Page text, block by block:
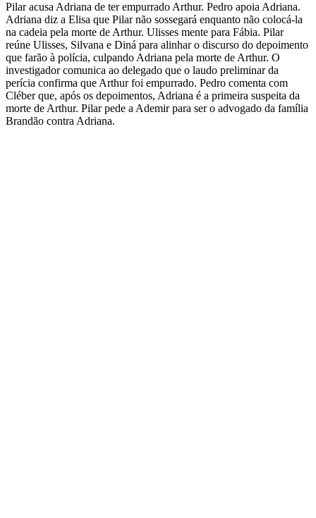
Pilar acusa Adriana de ter empurrado Arthur. Pedro apoia Adriana.
Adriana diz a Elisa que Pilar não sossegará enquanto não colocá-la
na cadeia pela morte de Arthur. Ulisses mente para Fábia. Pilar
reúne Ulisses, Silvana e Diná para alinhar o discurso do depoimento
que farão à polícia, culpando Adriana pela morte de Arthur. O
investigador comunica ao delegado que o laudo preliminar da
perícia confirma que Arthur foi empurrado. Pedro comenta com
Cléber que, após os depoimentos, Adriana é a primeira suspeita da
morte de Arthur. Pilar pede a Ademir para ser o advogado da família
Brandão contra Adriana.